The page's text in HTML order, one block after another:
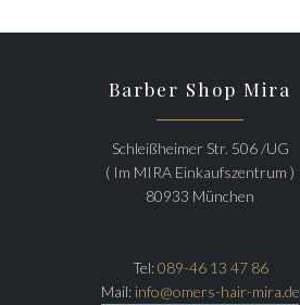
Barber Shop Mira
Schleißheimer Str. 506 /UG
( Im MIRA Einkaufszentrum )
80933 München
Tel:089-46 13 47 86
Mail: info@omers-hair-mira.de